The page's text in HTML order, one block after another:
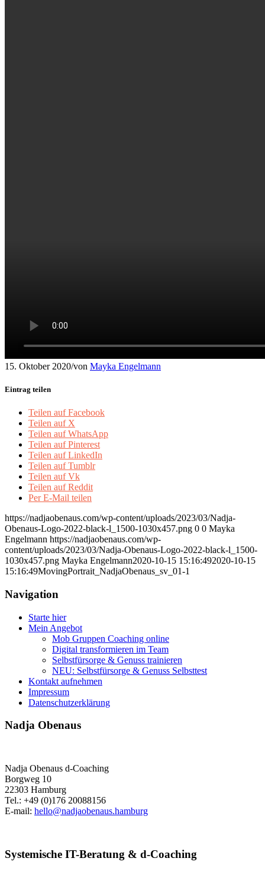
15. Oktober 2020/von Mayka Engelmann
Eintrag teilen
Teilen auf Facebook
Teilen auf X
Teilen auf WhatsApp
Teilen auf Pinterest
Teilen auf LinkedIn
Teilen auf Tumblr
Teilen auf Vk
Teilen auf Reddit
Per E-Mail teilen
https://nadjaobenaus.com/wp-content/uploads/2023/03/Nadja-
Obenaus-Logo-2022-black-l_1500-1030x457.png 0 0 Mayka
Engelmann https://nadjaobenaus.com/wp-
content/uploads/2023/03/Nadja-Obenaus-Logo-2022-black-l_1500-
1030x457.png Mayka Engelmann2020-10-15 15:16:492020-10-15
15:16:49MovingPortrait_NadjaObenaus_sv_01-1
Navigation
Starte hier
Mein Angebot
Mob Gruppen Coaching online
Digital transformieren im Team
Selbstfürsorge & Genuss trainieren
NEU: Selbstfürsorge & Genuss Selbsttest
Kontakt aufnehmen
Impressum
Datenschutzerklärung
Nadja Obenaus
Nadja Obenaus d-Coaching
Borgweg 10
22303 Hamburg
Tel.: +49 (0)176 20088156
E-mail: hello@nadjaobenaus.hamburg
Systemische IT-Beratung & d-Coaching